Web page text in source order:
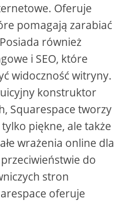
Oferuje
pomagają zarabiać
również
i SEO, które
widoczność witryny.
konstruktor
Squarespace tworzy
piękne, ale także
wrażenia online dla
do
stron
oferuje